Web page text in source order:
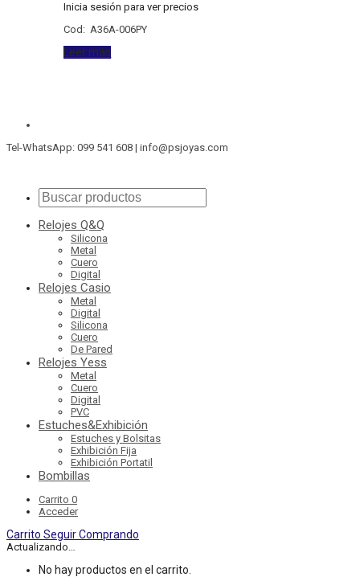
Inicia sesión para ver precios
Cod: A36A-006PY
Leer más
Tel-WhatsApp: 099 541 608 | info@psjoyas.com
Relojes Q&Q
Silicona
Metal
Cuero
Digital
Relojes Casio
Metal
Digital
Silicona
Cuero
De Pared
Relojes Yess
Metal
Cuero
Digital
PVC
Estuches&Exhibición
Estuches y Bolsitas
Exhibición Fija
Exhibición Portatil
Bombillas
Carrito 0
Acceder
Carrito Seguir Comprando
Actualizando…
No hay productos en el carrito.